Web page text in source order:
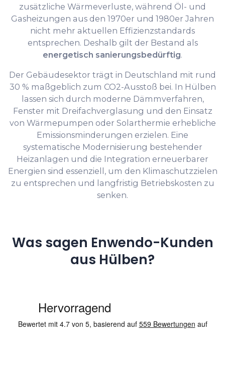
zusätzliche Wärmeverluste, während Öl- und
Gasheizungen aus den 1970er und 1980er Jahren
nicht mehr aktuellen Effizienzstandards
entsprechen. Deshalb gilt der Bestand als
energetisch sanierungsbedürftig.
Der Gebäudesektor trägt in Deutschland mit rund
30 % maßgeblich zum CO2-Ausstoß bei. In Hülben
lassen sich durch moderne Dämmverfahren,
Fenster mit Dreifachverglasung und den Einsatz
von Wärmepumpen oder Solarthermie erhebliche
Emissionsminderungen erzielen. Eine
systematische Modernisierung bestehender
Heizanlagen und die Integration erneuerbarer
Energien sind essenziell, um den Klimaschutzzielen
zu entsprechen und langfristig Betriebskosten zu
senken.
Was sagen Enwendo-Kunden
aus Hülben?